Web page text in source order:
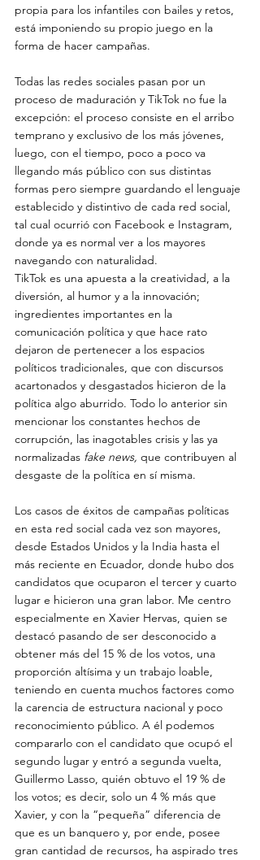
propia para los infantiles con bailes y retos,
está imponiendo su propio juego en la
forma de hacer campañas.
Todas las redes sociales pasan por un
proceso de maduración y TikTok no fue la
excepción: el proceso consiste en el arribo
temprano y exclusivo de los más jóvenes,
luego, con el tiempo, poco a poco va
llegando más público con sus distintas
formas pero siempre guardando el lenguaje
establecido y distintivo de cada red social,
tal cual ocurrió con Facebook e Instagram,
donde ya es normal ver a los mayores
navegando con naturalidad.
TikTok es una apuesta a la creatividad, a la
diversión, al humor y a la innovación;
ingredientes importantes en la
comunicación política y que hace rato
dejaron de pertenecer a los espacios
políticos tradicionales, que con discursos
acartonados y desgastados hicieron de la
política algo aburrido. Todo lo anterior sin
mencionar los constantes hechos de
corrupción, las inagotables crisis y las ya
normalizadas fake news, que contribuyen al
desgaste de la política en sí misma.
Los casos de éxitos de campañas políticas
en esta red social cada vez son mayores,
desde Estados Unidos y la India hasta el
más reciente en Ecuador, donde hubo dos
candidatos que ocuparon el tercer y cuarto
lugar e hicieron una gran labor. Me centro
especialmente en Xavier Hervas, quien se
destacó pasando de ser desconocido a
obtener más del 15 % de los votos, una
proporción altísima y un trabajo loable,
teniendo en cuenta muchos factores como
la carencia de estructura nacional y poco
reconocimiento público. A él podemos
compararlo con el candidato que ocupó el
segundo lugar y entró a segunda vuelta,
Guillermo Lasso, quién obtuvo el 19 % de
los votos; es decir, solo un 4 % más que
Xavier, y con la “pequeña” diferencia de
que es un banquero y, por ende, posee
gran cantidad de recursos, ha aspirado tres